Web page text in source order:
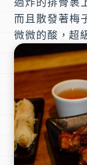
過炸的排骨裹
而且散發著梅
微微的酸，超